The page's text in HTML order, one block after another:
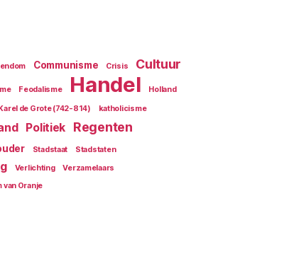
Communisme Crisis Cultuur
Feodalisme Handel Holland
de Grote (742-814) katholicisme
Politiek Regenten
Stadstaat Stadstaten
Verlichting Verzamelaars
van Oranje